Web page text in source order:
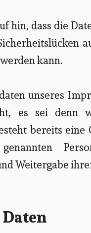
hin, dass die
kann.
unseres
es sei denn
bereits eine
Weitergabe